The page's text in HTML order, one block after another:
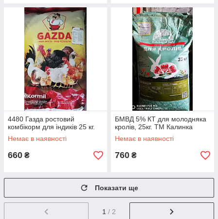
4480 Газда ростовий
комбікорм для індиків 25 кг.
Немає в наявності
660 ₴
БМВД 5% КТ для молодняка
кролів, 25кг. ТМ Калинка
Немає в наявності
760 ₴
Показати ще
1 / 2